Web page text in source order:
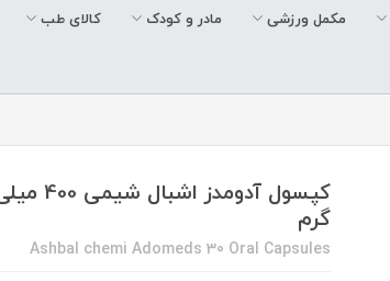
مکمل ورزشی مادر و کودک کالای طب
کپسول آدومدز اشبال شیمی
گرم
Ashbal chemi Adomeds 30 Oral Capsules